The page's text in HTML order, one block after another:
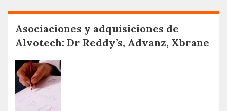
Asociaciones y adquisiciones de
Alvotech: Dr Reddy’s, Advanz, Xbrane